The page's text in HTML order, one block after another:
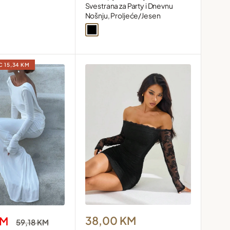
Svestrana za Party i Dnevnu
Nošnju, Proljeće/Jesen
15,34 KM
Redovna
59,18 KM Snižena
38,00 KM